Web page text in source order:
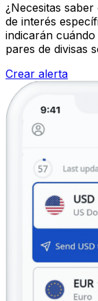
¿Necesitas
de interés
indicarán
pares de divisas
Crear alerta